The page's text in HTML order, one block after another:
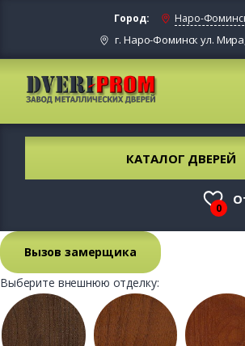
Город: Наро-
г. Наро-Фоминск ул.
КАТАЛОГ ДВЕРЕЙ
0
Вызов замерщика
Выберите внешнюю отделку: